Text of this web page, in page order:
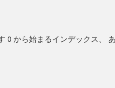
0 から始まるインデックス、